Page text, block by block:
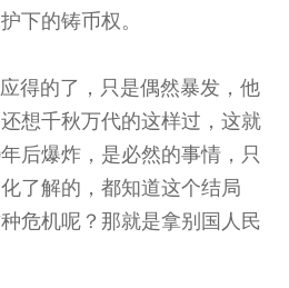
下的铸币权。
的了，只是偶然暴发，他
想千秋万代的这样过，这就
后爆炸，是必然的事情，只
了解的，都知道这个结局
危机呢？那就是拿别国人民